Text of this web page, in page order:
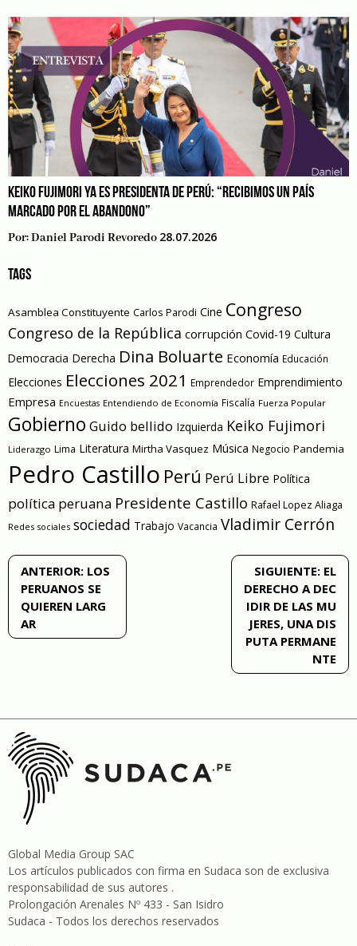
KEIKO FUJIMORI YA ES PRESIDENTA DE PERÚ: “RECIBIMOS UN PAÍS
MARCADO POR EL ABANDONO”
Por:Daniel Parodi Revoredo 28.07.2026
TAGS
Asamblea Constituyente Carlos Parodi Cine Congreso
Congreso de la República corrupción Covid-19 Cultura
Democracia Derecha Dina Boluarte Economía Educación
Elecciones Elecciones 2021 Emprendedor Emprendimiento
Empresa Encuestas Entendiendo de Economía Fiscalía Fuerza Popular
Gobierno Guido bellido Izquierda Keiko Fujimori
Liderazgo Lima Literatura Mirtha Vasquez Música Negocio Pandemia
Pedro Castillo Perú Perú Libre Política
política peruana Presidente Castillo Rafael Lopez Aliaga
Redes sociales sociedad Trabajo Vacancia Vladimir Cerrón
Navegación
de
entradas
ANTERIOR: LOS
PERUANOS SE
QUIEREN LARG
AR
SIGUIENTE: EL
DERECHO A DEC
IDIR DE LAS MU
JERES, UNA DIS
PUTA PERMANE
NTE
Global Media Group SAC
Los artículos publicados con firma en Sudaca son de exclusiva
responsabilidad de sus autores .
Prolongación Arenales Nº 433 - San Isidro
Sudaca - Todos los derechos reservados